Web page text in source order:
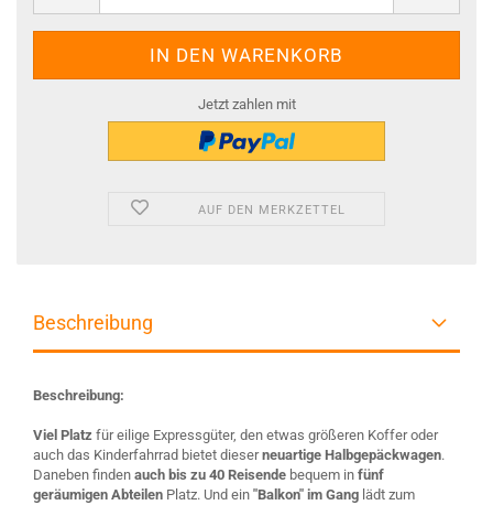
Jetzt zahlen mit
AUF DEN MERKZETTEL
Beschreibung
Beschreibung:
Viel Platz für eilige Expressgüter, den etwas größeren Koffer oder
auch das Kinderfahrrad bietet dieserneuartige Halbgepäckwagen.
Daneben finden auch bis zu 40 Reisende bequem in fünf
geräumigen Abteilen Platz. Und ein "Balkon" im Gang lädt zum